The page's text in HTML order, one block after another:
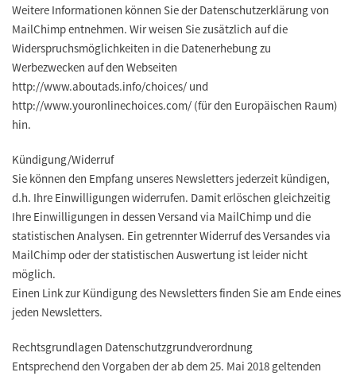
Weitere Informationen können Sie der Datenschutzerklärung von
MailChimp entnehmen. Wir weisen Sie zusätzlich auf die
Widerspruchsmöglichkeiten in die Datenerhebung zu
Werbezwecken auf den Webseiten
http://www.aboutads.info/choices/ und
http://www.youronlinechoices.com/ (für den Europäischen Raum)
hin.
Kündigung/Widerruf
Sie können den Empfang unseres Newsletters jederzeit kündigen,
d.h. Ihre Einwilligungen widerrufen. Damit erlöschen gleichzeitig
Ihre Einwilligungen in dessen Versand via MailChimp und die
statistischen Analysen. Ein getrennter Widerruf des Versandes via
MailChimp oder der statistischen Auswertung ist leider nicht
möglich.
Einen Link zur Kündigung des Newsletters finden Sie am Ende eines
jeden Newsletters.
Rechtsgrundlagen Datenschutzgrundverordnung
Entsprechend den Vorgaben der ab dem 25. Mai 2018 geltenden